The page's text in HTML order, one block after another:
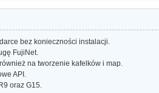
bez konieczności instalacji.
FujiNet.
na tworzenie kafelków i map.
API.
oraz G15.